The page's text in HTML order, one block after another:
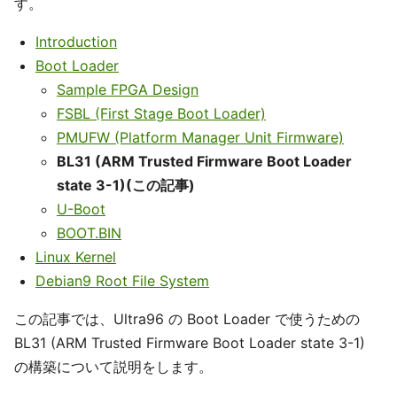
す。
Introduction
Boot Loader
Sample FPGA Design
FSBL (First Stage Boot Loader)
PMUFW (Platform Manager Unit Firmware)
BL31 (ARM Trusted Firmware Boot Loader
state 3-1)(この記事)
U-Boot
BOOT.BIN
Linux Kernel
Debian9 Root File System
この記事では、Ultra96 の Boot Loader で使うための
BL31 (ARM Trusted Firmware Boot Loader state 3-1)
の構築について説明をします。